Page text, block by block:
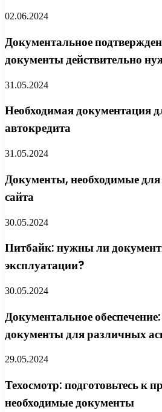
02.06.2024
Документальное
документы действительно
31.05.2024
Необходимая документация
автокредита
31.05.2024
Документы, необходимые
сайта
30.05.2024
Питбайк: нужны ли
эксплуатации?
30.05.2024
Документальное
документы для различных
29.05.2024
Техосмотр: подготовьтесь к
необходимые документы